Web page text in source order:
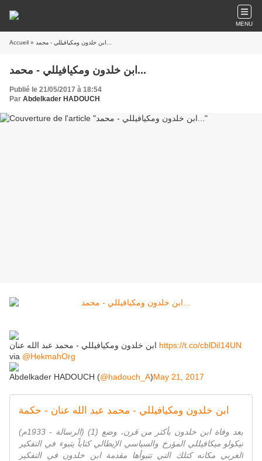
MENU
Accueil
ابن خلدون ومكيافيللي - محمد...
Publié le 21/05/2017 à 18:54
Par Abdelkader HADOUCH
https://t.co/cblDiI14UN
via @HekmahOrg
Abdelkader HADOUCH (@hadouch_A)May 21, 2017
ابن خلدون ومكيافيللي - محمد عبد الله عنان - حكمة
(الرسالة - 1933م) (1) بعد وفاة ابن خلدون بأكثر من قرن، وضع
نيكولو ميكافيللي المؤرخ والسياسي الإيطالي كتاباً يتبوء في التفكير
الغربي مكانه كتلك التي تتبوأها مقدمة ابن خلدون في التفكير